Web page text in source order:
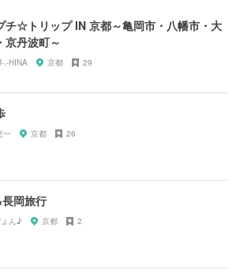
チ☆トリップ IN 京都～亀岡市・八幡市・大
京丹波町～
.-HINA 京都 29
一 京都 26
岡旅行
ん♪ 京都 2